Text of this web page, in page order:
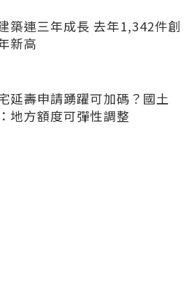
築連三年成長 去年1,342件創
新高
延壽申請踴躍可加碼？國土
地方額度可彈性調整